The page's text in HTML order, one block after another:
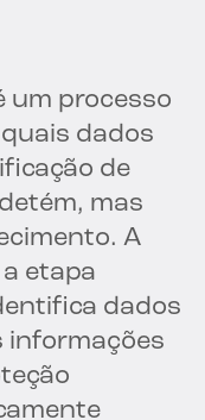
um processo
dados
de
mas
A
etapa
dados
informações